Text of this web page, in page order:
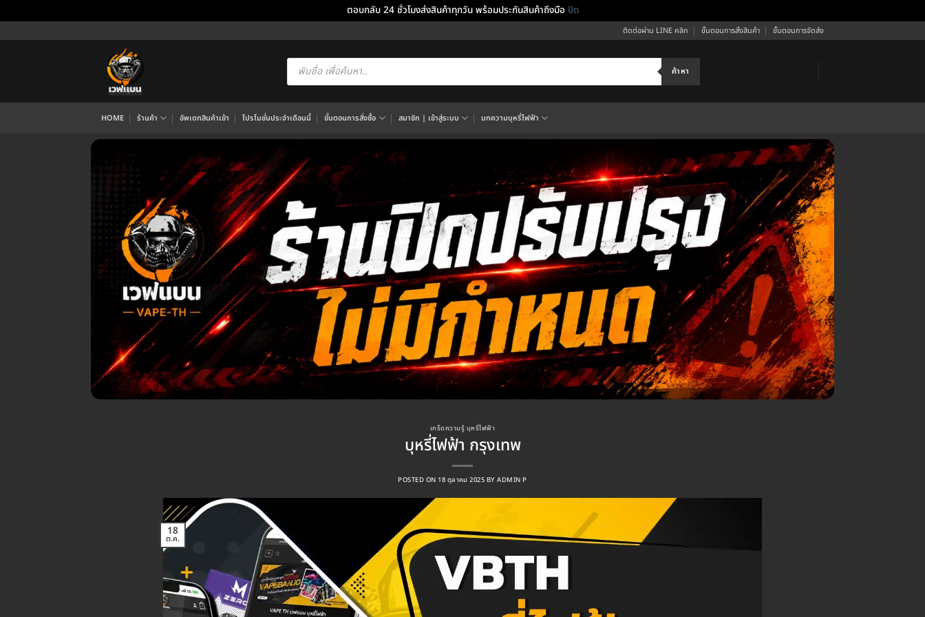
ตอบกลับ 24 ชั่วโมงส่งสินค้าทุกวัน พร้อมประกันสินค้าถึงมือ ปิด
ไป
ติดต่อผ่าน LINE คลิก ขั้นตอนการสั่งสินค้า ขั้นตอนการจัดส่ง
Products
search ค้าหา
HOME ร้านค้า อัพเดทสินค้าเข้า โปรโมชั่นประจำเดือนนี้ ขั้นตอนการสั่งซื้อ สมาชิก | เข้าสู่ระบบ บทความบุหรี่ไฟฟ้า
เกร็ดความรู้ บุหรี่ไฟฟ้า
บุหรี่ไฟฟ้า กรุงเทพ
POSTED ON 18 ตุลาคม 2025 BYADMIN P
18
ต.ค.